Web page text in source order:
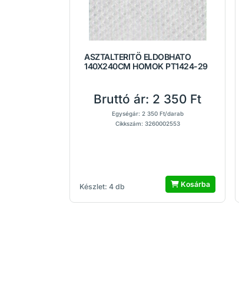
ASZTALTERITÖ ELDOBHATO
140X240CM HOMOK PT1424-29
Készlet: 4 db
Bruttó ár: 2 350 Ft
Egységár: 2 350 Ft/darab
Cikkszám: 3260002553
Kosárba